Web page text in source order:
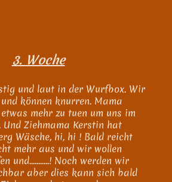
3. Woche
und laut in der Wurfbox. Wir
können knurren. Mama
mehr zu tuen um uns im
Und Ziehmama Kerstin hat
Wäsche, hi, hi ! Bald reicht
mehr aus und wir wollen
und...........! Noch werden wir
aber dies kann sich bald